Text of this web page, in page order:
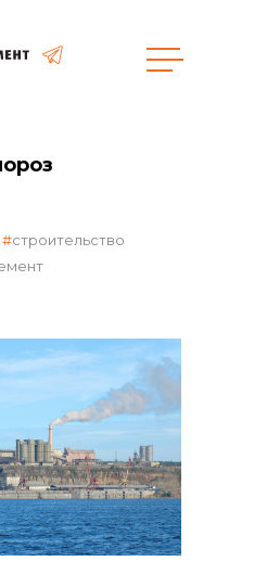
неликвидов
закупок
строительство